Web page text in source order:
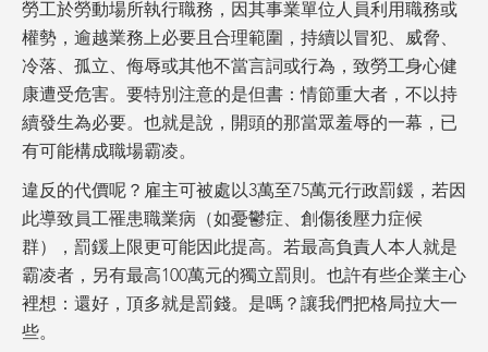
勞工於勞動場所執行職務，因其事業單位人員利用職務或
權勢，逾越業務上必要且合理範圍，持續以冒犯、威脅、
冷落、孤立、侮辱或其他不當言詞或行為，致勞工身心健
康遭受危害。要特別注意的是但書：情節重大者，不以持
續發生為必要。也就是說，開頭的那當眾羞辱的一幕，已
有可能構成職場霸凌。
違反的代價呢？雇主可被處以3萬至75萬元行政罰鍰，若因
此導致員工罹患職業病（如憂鬱症、創傷後壓力症候
群），罰鍰上限更可能因此提高。若最高負責人本人就是
霸凌者，另有最高100萬元的獨立罰則。也許有些企業主心
裡想：還好，頂多就是罰錢。是嗎？讓我們把格局拉大一
些。